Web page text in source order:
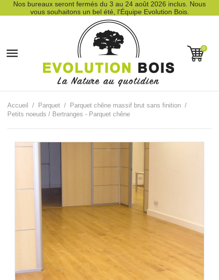
Nos bureaux seront fermés du 3 au 24 août 2026 inclus. Nous
vous souhaitons un bel été, l'Équipe Evolution Bois.
 0
Accueil Parquet
Parquet chêne massif brut sans finition
Petits noeuds / Bertranges - Parquet chêne